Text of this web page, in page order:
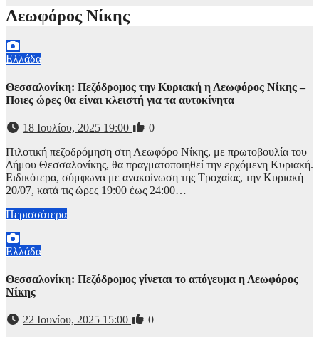
Λεωφόρος Νίκης
Ελλάδα
Θεσσαλονίκη: Πεζόδρομος την Κυριακή η Λεωφόρος Νίκης –
Ποιες ώρες θα είναι κλειστή για τα αυτοκίνητα
18 Ιουλίου, 2025 19:00
0
Πιλοτική πεζοδρόμηση στη Λεωφόρο Νίκης, με πρωτοβουλία του
Δήμου Θεσσαλονίκης, θα πραγματοποιηθεί την ερχόμενη Κυριακή.
Ειδικότερα, σύμφωνα με ανακοίνωση της Τροχαίας, την Κυριακή
20/07, κατά τις ώρες 19:00 έως 24:00…
Περισσότερα
Ελλάδα
Θεσσαλονίκη: Πεζόδρομος γίνεται το απόγευμα η Λεωφόρος
Νίκης
22 Ιουνίου, 2025 15:00
0